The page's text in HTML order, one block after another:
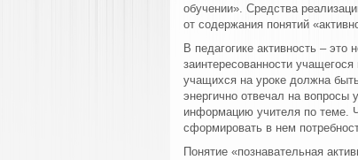
обучении». Средства
от содержания понятий
В педагогике активность – это
заинтересованности
учащихся на уроке должна
энергично отвечал на
информацию учителя по теме.
сформировать в нем
Понятие «познавательная